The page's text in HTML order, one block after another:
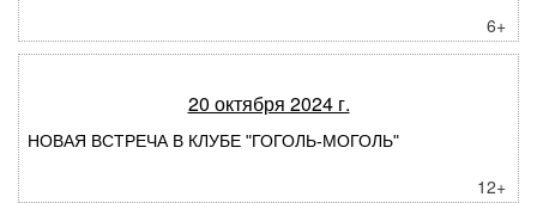
6+
20 октября 2024 г.
НОВАЯ ВСТРЕЧА В КЛУБЕ "ГОГОЛЬ-МОГОЛЬ"
12+